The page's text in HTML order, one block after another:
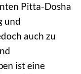
Pitta-Dosha
und
auch zu
ist eine